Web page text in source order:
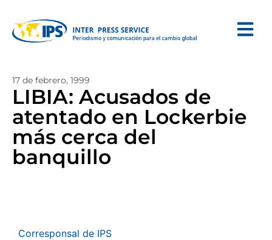
17 de febrero, 1999
LIBIA: Acusados de
atentado en Lockerbie
más cerca del
banquillo
Corresponsal de IPS